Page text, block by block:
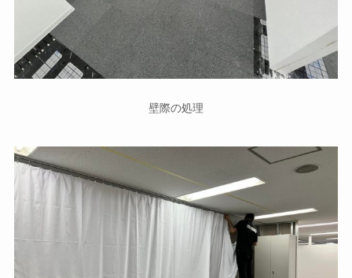
壁際の処理